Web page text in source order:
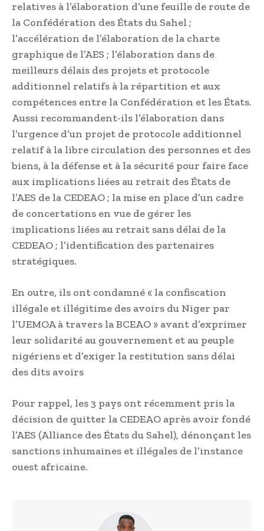
relatives à l’élaboration d’une feuille de route de
la Confédération des États du Sahel ;
l’accélération de l’élaboration de la charte
graphique de l’AES ; l’élaboration dans de
meilleurs délais des projets et protocole
additionnel relatifs à la répartition et aux
compétences entre la Confédération et les États.
Aussi recommandent-ils l’élaboration dans
l’urgence d’un projet de protocole additionnel
relatif à la libre circulation des personnes et des
biens, à la défense et à la sécurité pour faire face
aux implications liées au retrait des États de
l’AES de la CEDEAO ; la mise en place d’un cadre
de concertations en vue de gérer les
implications liées au retrait sans délai de la
CEDEAO ; l’identification des partenaires
stratégiques.
En outre, ils ont condamné « la confiscation
illégale et illégitime des avoirs du Niger par
l’UEMOA à travers la BCEAO » avant d’exprimer
leur solidarité au gouvernement et au peuple
nigériens et d’exiger la restitution sans délai
des dits avoirs
Pour rappel, les 3 pays ont récemment pris la
décision de quitter la CEDEAO après avoir fondé
l’AES (Alliance des États du Sahel), dénonçant les
sanctions inhumaines et illégales de l’instance
ouest africaine.